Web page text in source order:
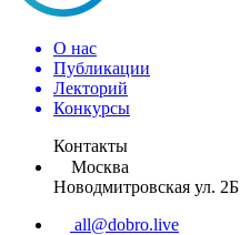
О нас
Публикации
Лекторий
Конкурсы
Контакты
Москва
Новодмитровская ул. 2Б
all@dobro.live